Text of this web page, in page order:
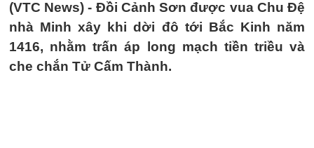
(VTC News) - Đồi Cảnh Sơn được vua Chu Đệ
nhà Minh xây khi dời đô tới Bắc Kinh năm
1416, nhằm trấn áp long mạch tiền triều và
che chắn Tử Cấm Thành.